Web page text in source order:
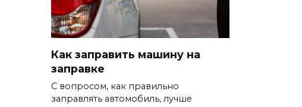
Как заправить машину на
заправке
С вопросом, как правильно
заправлять автомобиль, лучше